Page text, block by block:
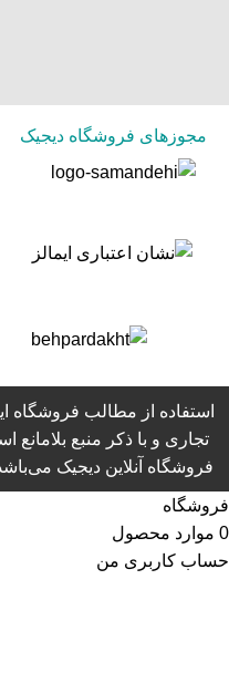
مجوزهای فروشگاه دیجیک
استفاده از مطالب فروشگاه
تجاری و با ذکر منبع
فروشگاه آنلاین دیجیک
فروشگاه
0 موارد محصول
حساب کاربری من